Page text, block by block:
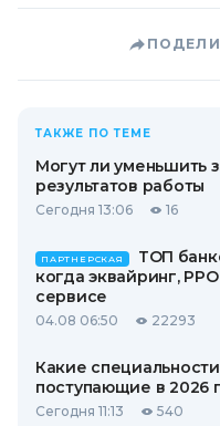
ТАКЖЕ ПО ТЕМЕ
Могут ли уменьшить
результатов работы
Сегодня 13:06 16
ПАРТНЕРСКАЯ
ТОП
когда эквайринг,
сервисе
04.08 06:50 22293
Какие
поступающие в 2026
Сегодня 11:13 540